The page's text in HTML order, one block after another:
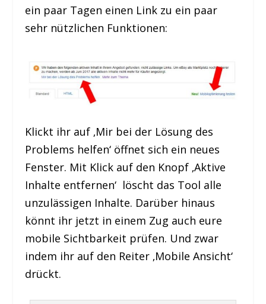
ein paar Tagen einen Link zu ein paar
sehr nützlichen Funktionen:
Klickt ihr auf ‚Mir bei der Lösung des
Problems helfen‘ öffnet sich ein neues
Fenster. Mit Klick auf den Knopf ‚Aktive
Inhalte entfernen‘ löscht das Tool alle
unzulässigen Inhalte. Darüber hinaus
könnt ihr jetzt in einem Zug auch eure
mobile Sichtbarkeit prüfen. Und zwar
indem ihr auf den Reiter ‚Mobile Ansicht‘
drückt.